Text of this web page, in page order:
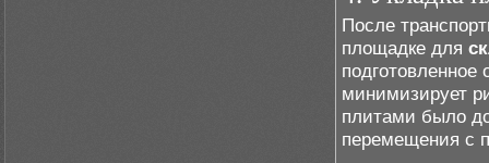
После
площадке для
подготовленное
минимизирует
плитами было
перемещения с